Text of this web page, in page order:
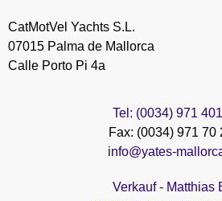
CatMotVel Yachts S.L.
07015 Palma de Mallorca
Calle Porto Pi 4a
Tel: (0034) 971
Fax: (0034) 971 70
info@yates-
Verkauf - Matthias